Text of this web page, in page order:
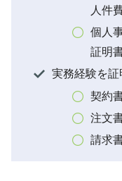
人件
個人
証明
実務経験を証
契約
注文
請求